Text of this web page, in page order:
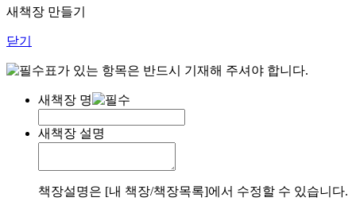
새책장 만들기
닫기
표가 있는 항목은 반드시 기재해 주셔야 합니다.
새책장 명
새책장 설명
책장설명은 [내 책장/책장목록]에서 수정할 수 있습니다.